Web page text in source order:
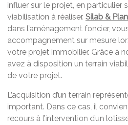
influer sur le projet, en particulier
viabilisation à réaliser. Silab &
dans l’aménagement foncier,
accompagnement sur mesure
votre projet immobilier. Grâce à
avez à disposition un terrain
de votre projet.
L’acquisition d’un terrain
important. Dans ce cas, il
recours à l’intervention d’un